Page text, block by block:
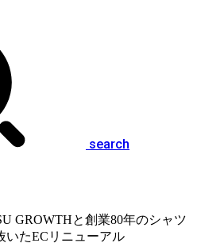
search
GROWTHと創業80年のシャツ
いたECリニューアル